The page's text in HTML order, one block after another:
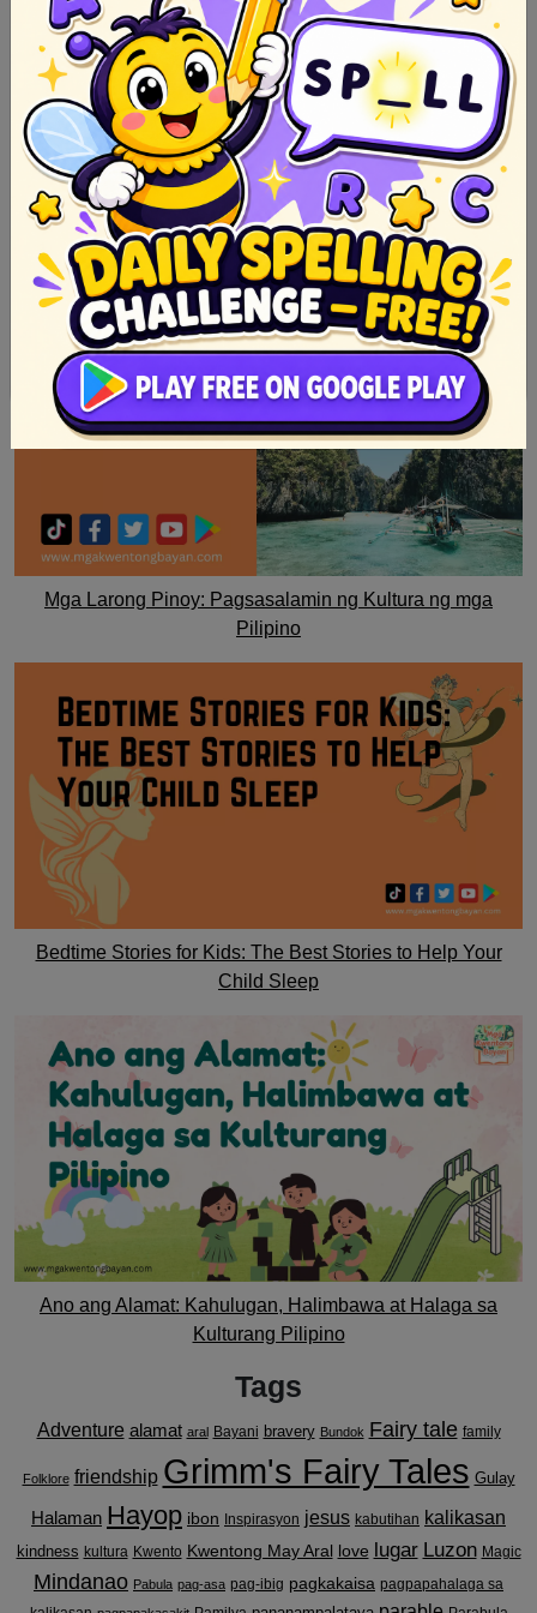
Pabula: Kuwento ng Hayop na may Malalim na Aral
Mga Larong Pinoy: Pagsasalamin ng Kultura ng mga
Pilipino
Bedtime Stories for Kids: The Best Stories to Help Your
Child Sleep
Ano ang Alamat: Kahulugan, Halimbawa at Halaga sa
Kulturang Pilipino
Tags
Adventure alamat aral Bayani bravery Bundok Fairy tale family
Folklore friendship Grimm's Fairy Tales Gulay
Halaman Hayop ibon Inspirasyon jesus kabutihan kalikasan
kindness kultura Kwento Kwentong May Aral love lugar Luzon Magic
Mindanao Pabula pag-asa pag-ibig pagkakaisa pagpapahalaga sa